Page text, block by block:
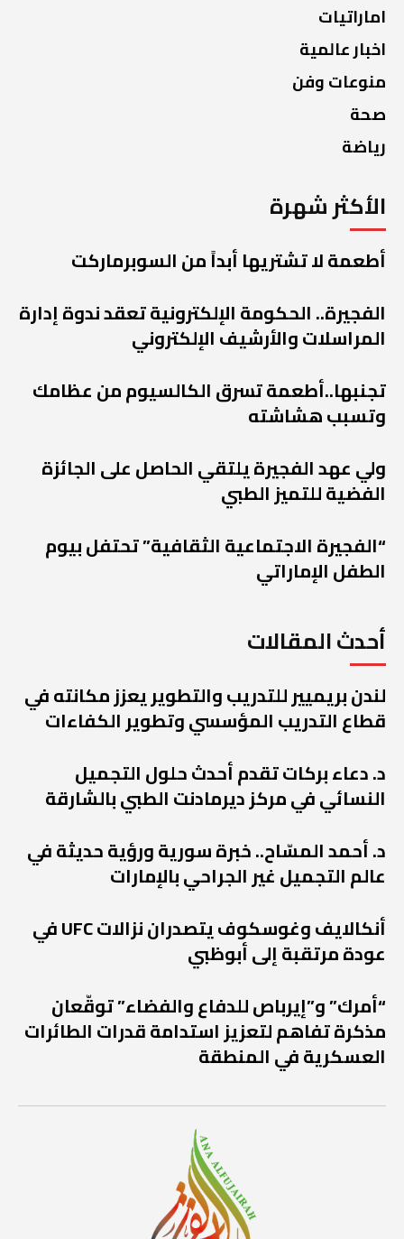
اماراتيات
اخبار عالمية
منوعات وفن
صحة
رياضة
الأكثر شهرة
أطعمة لا تشتريها أبداً من السوبرماركت
الفجيرة.. الحكومة الإلكترونية تعقد ندوة إدارة
المراسلات والأرشيف الإلكتروني
تجنبها..أطعمة تسرق الكالسيوم من عظامك
وتسبب هشاشته
ولي عهد الفجيرة يلتقي الحاصل على الجائزة
الفضية للتميز الطبي
“الفجيرة الاجتماعية الثقافية” تحتفل بيوم
الطفل الإماراتي
أحدث المقالات
لندن بريميير للتدريب والتطوير يعزز مكانته في
قطاع التدريب المؤسسي وتطوير الكفاءات
د. دعاء بركات تقدم أحدث حلول التجميل
النسائي في مركز ديرمادنت الطبي بالشارقة
د. أحمد المسّاح.. خبرة سورية ورؤية حديثة في
عالم التجميل غير الجراحي بالإمارات
أنكالايف وغوسكوف يتصدران نزالات UFC في
عودة مرتقبة إلى أبوظبي
“أمرك” و”إيرباص للدفاع والفضاء” توقّعان
مذكرة تفاهم لتعزيز استدامة قدرات الطائرات
العسكرية في المنطقة